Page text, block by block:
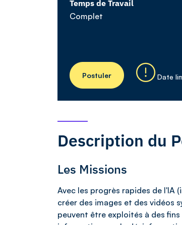
Temps de Travail
Complet
Postuler Date
Description du
Les Missions
Avec les progrès rapides de l'IA
créer des images et des vidéos
peuvent être exploités à des